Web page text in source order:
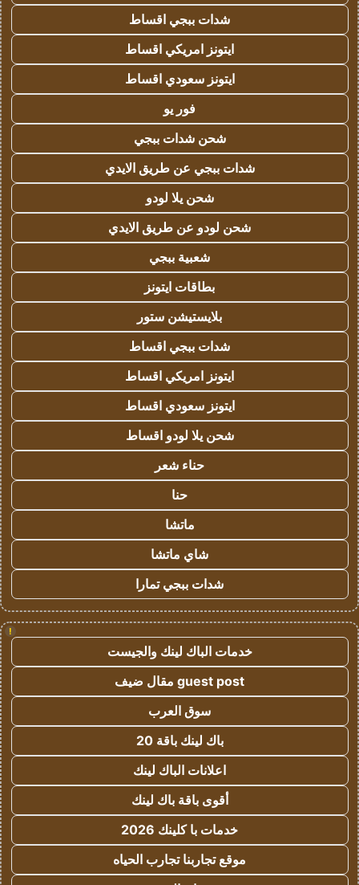
شدات ببجي اقساط
ايتونز امريكي اقساط
ايتونز سعودي اقساط
فور يو
شحن شدات ببجي
شدات ببجي عن طريق الايدي
شحن يلا لودو
شحن لودو عن طريق الايدي
شعبية ببجي
بطاقات ايتونز
بلايستيشن ستور
شدات ببجي اقساط
ايتونز امريكي اقساط
ايتونز سعودي اقساط
شحن يلا لودو اقساط
حناء شعر
حنا
ماتشا
شاي ماتشا
شدات ببجي تمارا
!
خدمات الباك لينك والجيست
guest post مقال ضيف
سوق العرب
باك لينك باقة 20
اعلانات الباك لينك
أقوى باقة باك لينك
خدمات با كلينك 2026
موقع تجاربنا تجارب الحياه